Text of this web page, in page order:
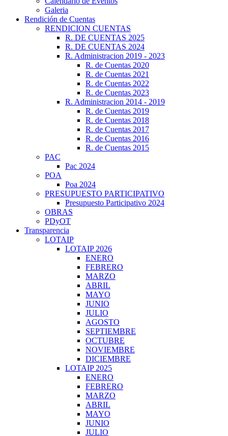
Galeria
Rendición de Cuentas
RENDICION CUENTAS
R. DE CUENTAS 2025
R. DE CUENTAS 2024
R. Administracion 2019 - 2023
R. de Cuentas 2020
R. de Cuentas 2021
R. de Cuentas 2022
R. de Cuentas 2023
R. Administracion 2014 - 2019
R. de Cuentas 2019
R. de Cuentas 2018
R. de Cuentas 2017
R. de Cuentas 2016
R. de Cuentas 2015
PAC
Pac 2024
POA
Poa 2024
PRESUPUESTO PARTICIPATIVO
Presupuesto Participativo 2024
OBRAS
PDyOT
Transparencia
LOTAIP
LOTAIP 2026
ENERO
FEBRERO
MARZO
ABRIL
MAYO
JUNIO
JULIO
AGOSTO
SEPTIEMBRE
OCTUBRE
NOVIEMBRE
DICIEMBRE
LOTAIP 2025
ENERO
FEBRERO
MARZO
ABRIL
MAYO
JUNIO
JULIO